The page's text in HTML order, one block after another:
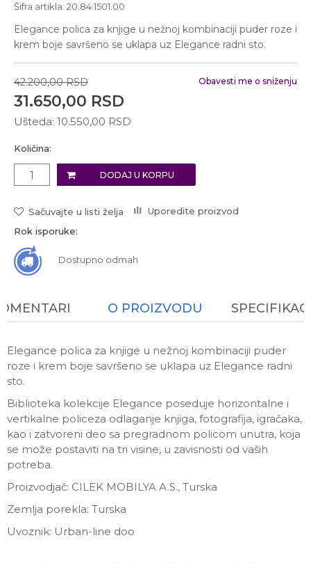
Šifra artikla: 20.84.1501.00
Elegance polica za knjige u nežnoj kombinaciji puder roze i
krem boje savršeno se uklapa uz Elegance radni sto.
42.200,00 RSD
31.650,00 RSD
Ušteda: 10.550,00 RSD
Obavesti me o sniženju
Količina:
DODAJ U KORPU
Sačuvajte u listi želja
Uporedite proizvod
Rok isporuke:
Dostupno odmah
O PROIZVODU
Elegance polica za knjige u nežnoj kombinaciji puder
roze i krem boje savršeno se uklapa uz Elegance radni
sto.
Biblioteka kolekcije Elegance poseduje horizontalne i
vertikalne policeza odlaganje knjiga, fotografija, igračaka,
kao i zatvoreni deo sa pregradnom policom unutra, koja
se može postaviti na tri visine, u zavisnosti od vaših
potreba.
Proizvodjač: CILEK MOBILYA A.S., Turska
Zemlja porekla: Turska
Uvoznik: Urban-line doo